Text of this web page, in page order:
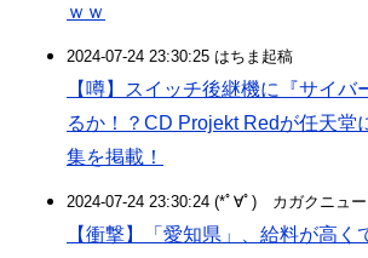
ｗｗ
2024-07-24 23:30:25 はちま起稿
【噂】スイッチ後継機に『サイバ
るか！？CD Projekt Redが任天堂
集を掲載！
2024-07-24 23:30:24 (*ﾟ∀ﾟ)ゞカガクニュ
【衝撃】「愛知県」、給料が高く